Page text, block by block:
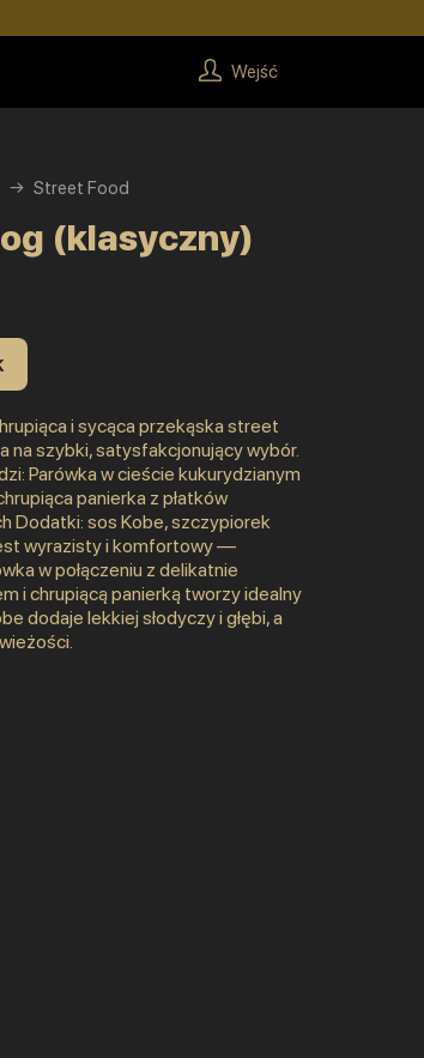
Wejść
Street Food
(klasyczny)
i sycąca przekąska street
na szybki, satysfakcjonujący wybór.
Parówka w cieście kukurydzianym
panierka z płatków
Dodatki: sos Kobe, szczypiorek
wyrazisty i komfortowy —
w połączeniu z delikatnie
i chrupiącą panierką tworzy idealny
dodaje lekkiej słodyczy i głębi, a